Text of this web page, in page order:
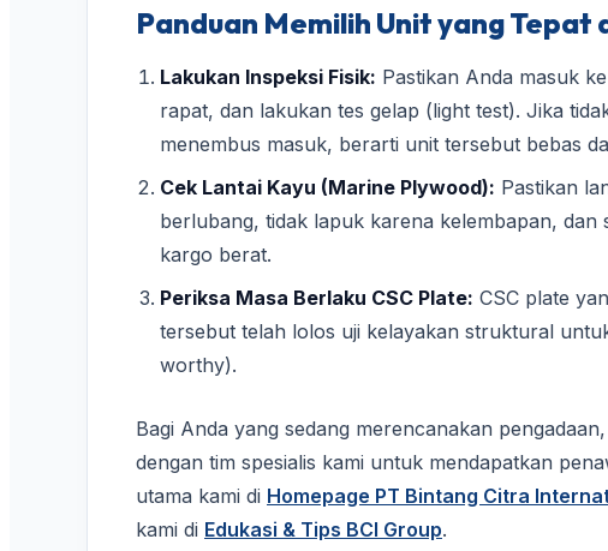
Panduan Memilih Unit yang Tepat
Lakukan Inspeksi Fisik: Pastikan Anda masuk
rapat, dan lakukan tes gelap (light test). Jika
menembus masuk, berarti unit tersebut bebas
Cek Lantai Kayu (Marine Plywood): Pastikan
berlubang, tidak lapuk karena kelembapan,
kargo berat.
Periksa Masa Berlaku CSC Plate: CSC plate
tersebut telah lolos uji kelayakan struktural
worthy).
Bagi Anda yang sedang merencanakan
dengan tim spesialis kami untuk mendapatkan
utama kami di Homepage PT Bintang Citra
kami di Edukasi & Tips BCI Group.